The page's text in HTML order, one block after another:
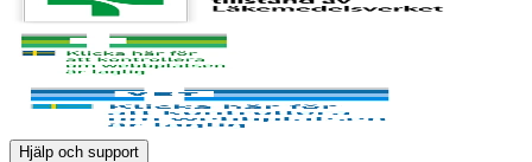
Hjälp och support